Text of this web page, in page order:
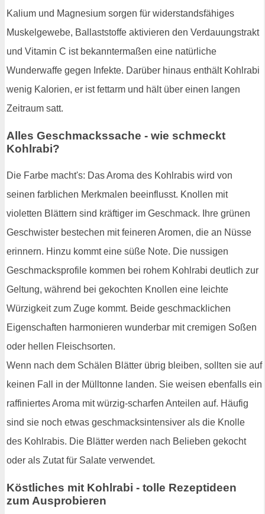
Kalium und Magnesium sorgen für widerstandsfähiges
Muskelgewebe, Ballaststoffe aktivieren den Verdauungstrakt
und Vitamin C ist bekanntermaßen eine natürliche
Wunderwaffe gegen Infekte. Darüber hinaus enthält Kohlrabi
wenig Kalorien, er ist fettarm und hält über einen langen
Zeitraum satt.
Alles Geschmackssache - wie schmeckt
Kohlrabi?
Die Farbe macht's: Das Aroma des Kohlrabis wird von
seinen farblichen Merkmalen beeinflusst. Knollen mit
violetten Blättern sind kräftiger im Geschmack. Ihre grünen
Geschwister bestechen mit feineren Aromen, die an Nüsse
erinnern. Hinzu kommt eine süße Note. Die nussigen
Geschmacksprofile kommen bei rohem Kohlrabi deutlich zur
Geltung, während bei gekochten Knollen eine leichte
Würzigkeit zum Zuge kommt. Beide geschmacklichen
Eigenschaften harmonieren wunderbar mit cremigen Soßen
oder hellen Fleischsorten.
Wenn nach dem Schälen Blätter übrig bleiben, sollten sie auf
keinen Fall in der Mülltonne landen. Sie weisen ebenfalls ein
raffiniertes Aroma mit würzig-scharfen Anteilen auf. Häufig
sind sie noch etwas geschmacksintensiver als die Knolle
des Kohlrabis. Die Blätter werden nach Belieben gekocht
oder als Zutat für Salate verwendet.
Köstliches mit Kohlrabi - tolle Rezeptideen
zum Ausprobieren